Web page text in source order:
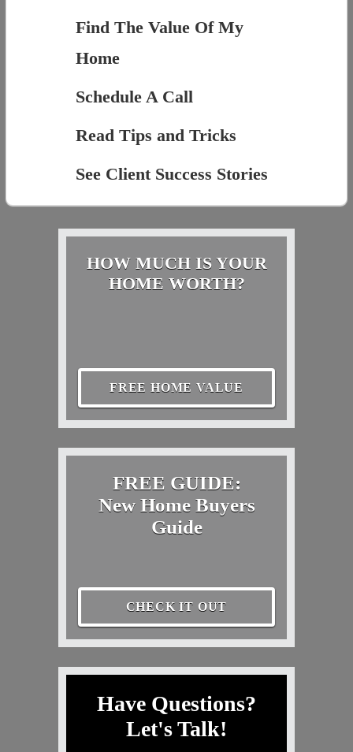
Find The Value Of My
Home
Schedule A Call
Read Tips and Tricks
See Client Success Stories
HOW MUCH IS YOUR
HOME WORTH?
FREE HOME VALUE
FREE GUIDE:
New Home Buyers
Guide
CHECK IT OUT
Have Questions?
Let's Talk!